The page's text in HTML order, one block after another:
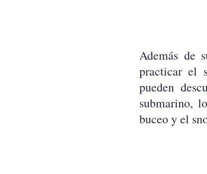
Además de
practicar el
pueden
submarino,
buceo y el